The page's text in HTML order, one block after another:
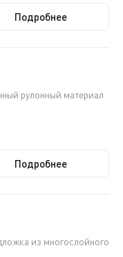
Подробнее
рулонный материал
Подробнее
из многослойного